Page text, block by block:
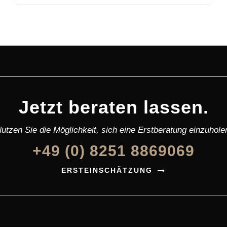
Jetzt beraten lassen.
Sie die Möglichkeit, sich eine Erstberatung
+49 (0) 8251 8869069
ERSTEINSCHÄTZUNG